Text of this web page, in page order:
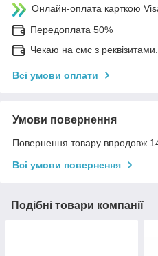
Онлайн-оплата карткою
Передоплата 50%
Чекаю на смс з
Всі умови оплати
Умови повернення
Повернення товару впродовж
Всі умови повернення
Подібні товари компанії